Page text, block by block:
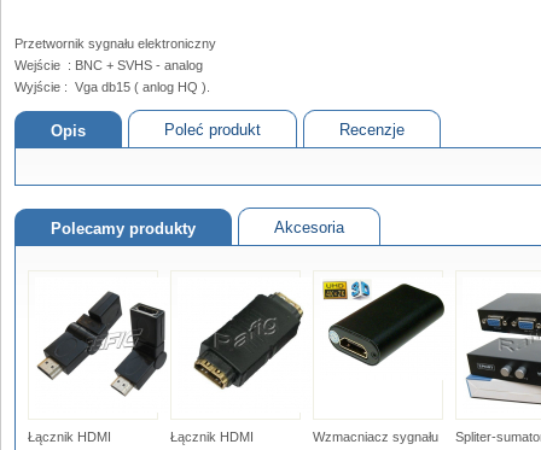
Przetwornik sygnału elektroniczny
Wejście : BNC + SVHS - analog
Wyjście : Vga db15 ( anlog HQ ).
Opis Poleć produkt Recenzje
Polecamy produkty Akcesoria
Łącznik HDMI
Łącznik HDMI
Wzmacniacz sygnału
Spliter-